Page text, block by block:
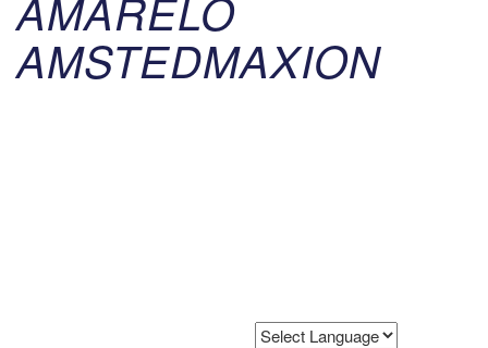
AMSTEDMAXION